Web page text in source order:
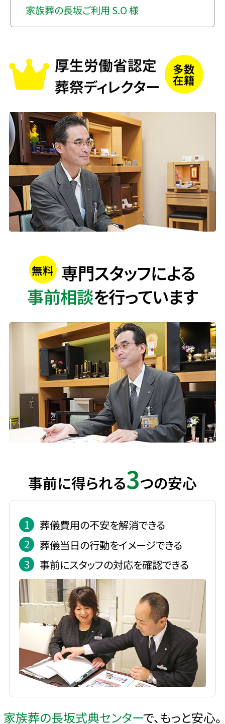
家族葬の長坂ご利用 S.O 様
厚生労働省認定
葬祭ディレクター
多数
在籍
無料 専門スタッフによる
事前相談を行っています
事前に得られる3つの安心
1
葬儀費用の不安を解消できる
2
葬儀当日の行動をイメージできる
3
事前にスタッフの対応を確認できる
家族葬の長坂式典センターで、もっと安心。